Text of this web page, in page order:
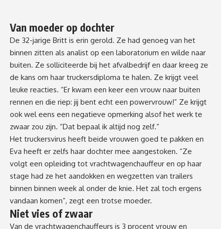
Van moeder op dochter
De 32-jarige Britt is erin gerold. Ze had genoeg van het
binnen zitten als analist op een laboratorium en wilde naar
buiten. Ze solliciteerde bij het afvalbedrijf en daar kreeg ze
de kans om haar truckersdiploma te halen. Ze krijgt veel
leuke reacties. “Er kwam een keer een vrouw naar buiten
rennen en die riep: jij bent echt een powervrouw!” Ze krijgt
ook wel eens een negatieve opmerking alsof het werk te
zwaar zou zijn. “Dat bepaal ik altijd nog zelf.”
Het truckersvirus heeft beide vrouwen goed te pakken en
Eva heeft er zelfs haar dochter mee aangestoken. “Ze
volgt een opleiding tot vrachtwagenchauffeur en op haar
stage had ze het aandokken en wegzetten van trailers
binnen binnen week al onder de knie. Het zal toch ergens
vandaan komen”, zegt een trotse moeder.
Niet vies of zwaar
Van de vrachtwagenchauffeurs is 3 procent vrouw en